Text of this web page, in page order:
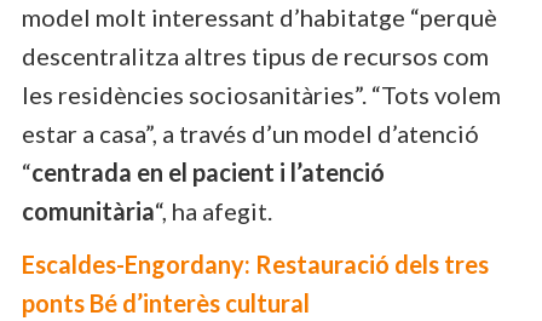
model molt interessant d’habitatge “perquè
descentralitza altres tipus de recursos com
les residències sociosanitàries”. “Tots volem
estar a casa”, a través d’un model d’atenció
“centrada en el pacient i l’atenció
comunitària“, ha afegit.
Escaldes-Engordany: Restauració dels tres
ponts Bé d’interès cultural